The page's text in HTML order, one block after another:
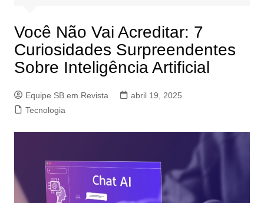
Você Não Vai Acreditar: 7
Curiosidades Surpreendentes
Sobre Inteligência Artificial
Equipe SB em Revista
abril 19, 2025
Tecnologia